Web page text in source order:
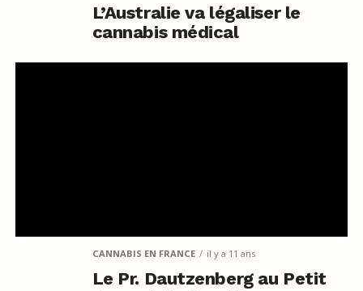
L’Australie va légaliser le
cannabis médical
CANNABIS EN FRANCE il y a 11 ans
Le Pr. Dautzenberg au Petit